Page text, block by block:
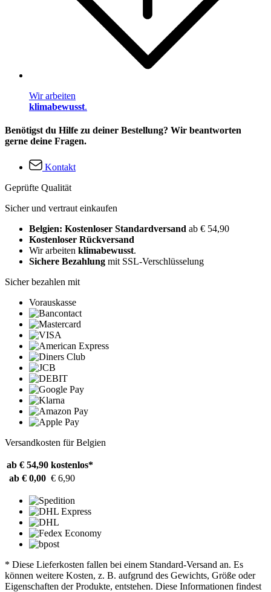
Wir arbeiten
klimabewusst.
Benötigst du Hilfe zu deiner Bestellung? Wir beantworten
gerne deine Fragen.
Kontakt
Geprüfte Qualität
Sicher und vertraut einkaufen
Belgien: Kostenloser Standardversand ab € 54,90
Kostenloser Rückversand
Wir arbeiten klimabewusst.
Sichere Bezahlung mit SSL-Verschlüsselung
Sicher bezahlen mit
Vorauskasse
Versandkosten für Belgien
ab € 54,90 kostenlos*
ab € 0,00 € 6,90
* Diese Lieferkosten fallen bei einem Standard-Versand an. Es
können weitere Kosten, z. B. aufgrund des Gewichts, Größe oder
Eigenschaften der Produkte, entstehen. Diese Informationen findest